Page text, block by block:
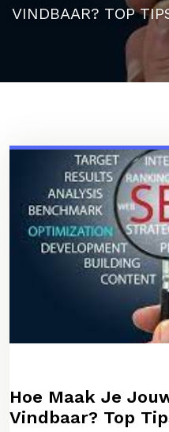
VINDBAAR? TOP
Hoe Maak Je
Vindbaar? Top